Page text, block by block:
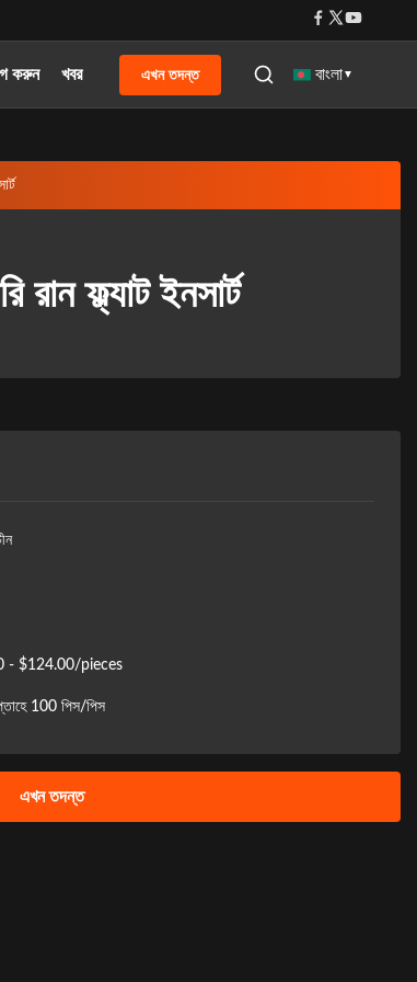
করুন খবর এখন তদন্ত বাংলা ▼
ফ্ল্যাট ইনসার্ট
- $124.00/pieces
100 পিস/পিস
এখন তদন্ত